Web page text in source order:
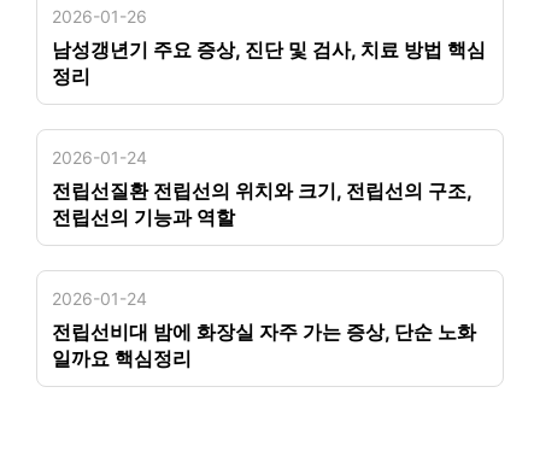
2026-01-26
남성갱년기 주요 증상, 진단 및 검사, 치료 방법 핵심
정리
2026-01-24
전립선질환 전립선의 위치와 크기, 전립선의 구조,
전립선의 기능과 역할
2026-01-24
전립선비대 밤에 화장실 자주 가는 증상, 단순 노화
일까요 핵심정리